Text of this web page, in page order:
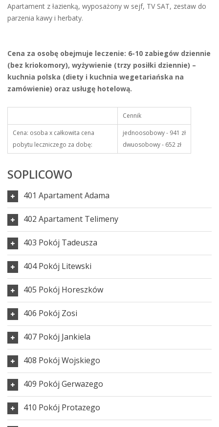
Apartament z łazienką, wyposażony w sejf, TV SAT, zestaw do
parzenia kawy i herbaty.
Cena za osobę obejmuje leczenie: 6-10 zabiegów dziennie
(bez kriokomory), wyżywienie (trzy posiłki dziennie) –
kuchnia polska (diety i kuchnia wegetariańska na
zamówienie) oraz usługę hotelową.
Cennik
Cena: osoba x całkowita cena
pobytu leczniczego za dobę:
jednoosobowy - 941 zł
dwuosobowy - 652 zł
SOPLICOWO
401 Apartament Adama
402 Apartament Telimeny
403 Pokój Tadeusza
404 Pokój Litewski
405 Pokój Horeszków
406 Pokój Zosi
407 Pokój Jankiela
408 Pokój Wojskiego
409 Pokój Gerwazego
410 Pokój Protazego